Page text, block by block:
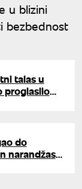
u blizini
bezbednost
talas u
proglasilo
do
narandžasti